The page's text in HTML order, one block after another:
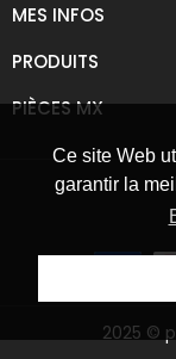
Ce site Web
garantir la
MES INFOS
PRODUITS
PIÈCES MX
2025 ©